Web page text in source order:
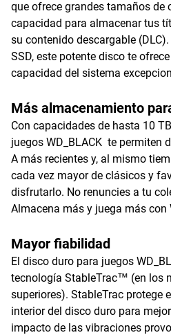
que ofrece grandes tamaños de
capacidad para almacenar tus
su contenido descargable
SSD, este potente disco te
capacidad del sistema
Más almacenamiento
Con capacidades de hasta 10 TB
juegos WD_BLACK te permiten
A más recientes y, al mismo
cada vez mayor de clásicos y
disfrutarlo. No renuncies a tu
Almacena más y juega más con
Mayor fiabilidad
El disco duro para juegos
tecnología StableTrac™ (en los
superiores). StableTrac protege
interior del disco duro para
impacto de las vibraciones